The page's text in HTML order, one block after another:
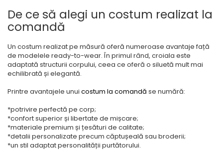
De ce să alegi un costum realizat la
comandă
Un costum realizat pe măsură oferă numeroase avantaje față
de modelele ready-to-wear. În primul rând, croiala este
adaptată structurii corpului, ceea ce oferă o siluetă mult mai
echilibrată și elegantă.
Printre avantajele unui costum la comandă se numără:
*potrivire perfectă pe corp;
*confort superior și libertate de mișcare;
*materiale premium și țesături de calitate;
*detalii personalizate precum căptușeală sau broderii;
*un stil adaptat personalității purtătorului.